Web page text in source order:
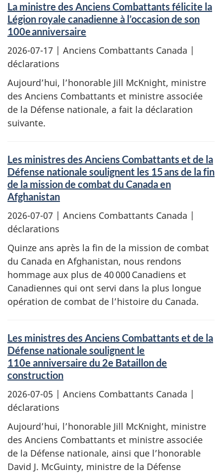
La ministre des Anciens Combattants félicite la
Légion royale canadienne à l’occasion de son
100e anniversaire
2026-07-17 | Anciens Combattants Canada |
déclarations
Aujourd’hui, l’honorable Jill McKnight, ministre
des Anciens Combattants et ministre associée
de la Défense nationale, a fait la déclaration
suivante.
Les ministres des Anciens Combattants et de la
Défense nationale soulignent les 15 ans de la fin
de la mission de combat du Canada en
Afghanistan
2026-07-07 | Anciens Combattants Canada |
déclarations
Quinze ans après la fin de la mission de combat
du Canada en Afghanistan, nous rendons
hommage aux plus de 40 000 Canadiens et
Canadiennes qui ont servi dans la plus longue
opération de combat de l’histoire du Canada.
Les ministres des Anciens Combattants et de la
Défense nationale soulignent le
110e anniversaire du 2e Bataillon de
construction
2026-07-05 | Anciens Combattants Canada |
déclarations
Aujourd’hui, l’honorable Jill McKnight, ministre
des Anciens Combattants et ministre associée
de la Défense nationale, ainsi que l’honorable
David J. McGuinty, ministre de la Défense